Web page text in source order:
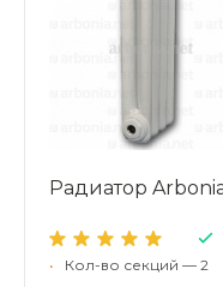
Радиатор
•
Кол-во секций — 2